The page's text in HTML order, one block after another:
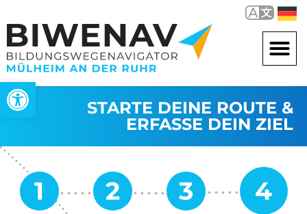
Open toolbar
STARTE DEINE ROUTE &
ERFASSE DEIN ZIEL